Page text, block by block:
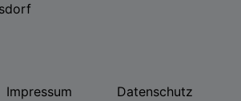
Impressum
Datenschutz